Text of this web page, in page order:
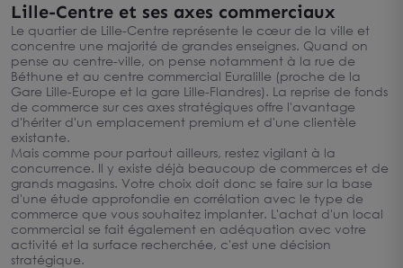
Lille-Centre et ses axes commerciaux
Le quartier de Lille-Centre représente le cœur de la ville et
concentre une majorité de grandes enseignes. Quand on
pense au centre-ville, on pense notamment à la rue de
Béthune et au centre commercial Euralille (proche de la
Gare Lille-Europe et la gare Lille-Flandres). La reprise de fonds
de commerce sur ces axes stratégiques offre l'avantage
d'hériter d'un emplacement premium et d'une clientèle
existante.
Mais comme pour partout ailleurs, restez vigilant à la
concurrence. Il y existe déjà beaucoup de commerces et de
grands magasins. Votre choix doit donc se faire sur la base
d'une étude approfondie en corrélation avec le type de
commerce que vous souhaitez implanter. L'achat d'un local
commercial se fait également en adéquation avec votre
activité et la surface recherchée, c'est une décision
stratégique.